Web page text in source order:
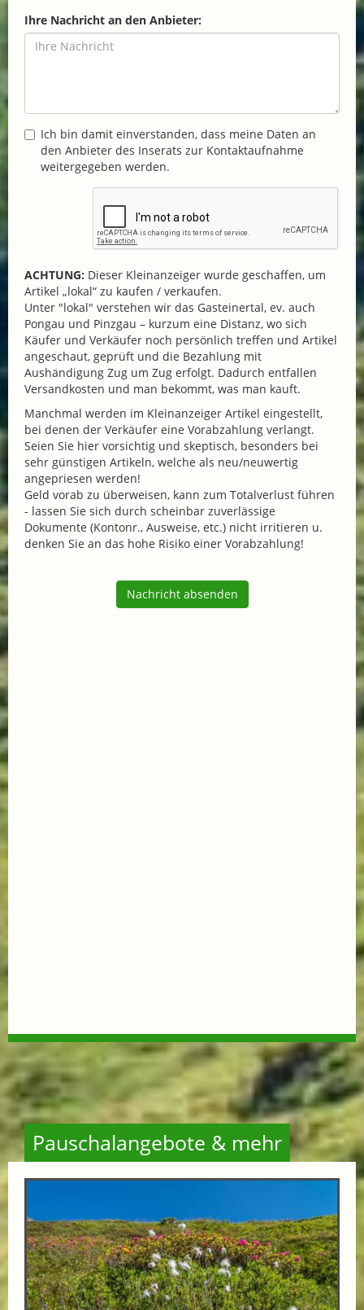
Ihre Nachricht an den Anbieter:
Ich bin damit einverstanden, dass meine Daten an
den Anbieter des Inserats zur Kontaktaufnahme
weitergegeben werden.
ACHTUNG: Dieser Kleinanzeiger wurde geschaffen, um
Artikel „lokal“ zu kaufen / verkaufen.
Unter "lokal" verstehen wir das Gasteinertal, ev. auch
Pongau und Pinzgau – kurzum eine Distanz, wo sich
Käufer und Verkäufer noch persönlich treffen und Artikel
angeschaut, geprüft und die Bezahlung mit
Aushändigung Zug um Zug erfolgt. Dadurch entfallen
Versandkosten und man bekommt, was man kauft.
Manchmal werden im Kleinanzeiger Artikel eingestellt,
bei denen der Verkäufer eine Vorabzahlung verlangt.
Seien Sie hier vorsichtig und skeptisch, besonders bei
sehr günstigen Artikeln, welche als neu/neuwertig
angepriesen werden!
Geld vorab zu überweisen, kann zum Totalverlust führen
- lassen Sie sich durch scheinbar zuverlässige
Dokumente (Kontonr., Ausweise, etc.) nicht irritieren u.
denken Sie an das hohe Risiko einer Vorabzahlung!
Nachricht absenden
Pauschalangebote & mehr